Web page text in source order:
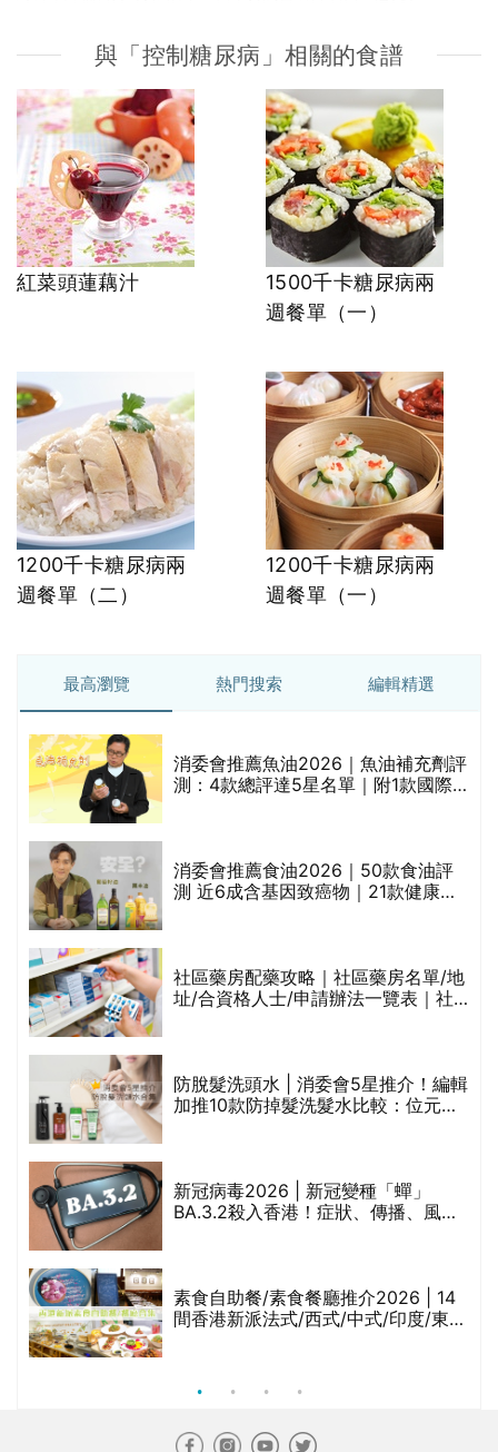
與「控制糖尿病」相關的食譜
紅菜頭蓮藕汁
1500千卡糖尿病兩
週餐單（一）
1200千卡糖尿病兩
週餐單（二）
1200千卡糖尿病兩
週餐單（一）
最高瀏覽 熱門搜索 編輯精選
消委會推薦魚油2026｜魚油補充劑評
測：4款總評達5星名單｜附1款國際
消委會推薦食油2026｜50款食油評
測 近6成含基因致癌物｜21款健康煮
社區藥房配藥攻略｜社區藥房名單/地
址/合資格人士/申請辦法一覽表｜社
防脫髮洗頭水 | 消委會5星推介！編輯
加推10款防掉髮洗髮水比較：位元
新冠病毒2026 | 新冠變種「蟬」
BA.3.2殺入香港！症狀、傳播、風險
素食自助餐/素食餐廳推介2026 | 14
間香港新派法式/西式/中式/印度/東南